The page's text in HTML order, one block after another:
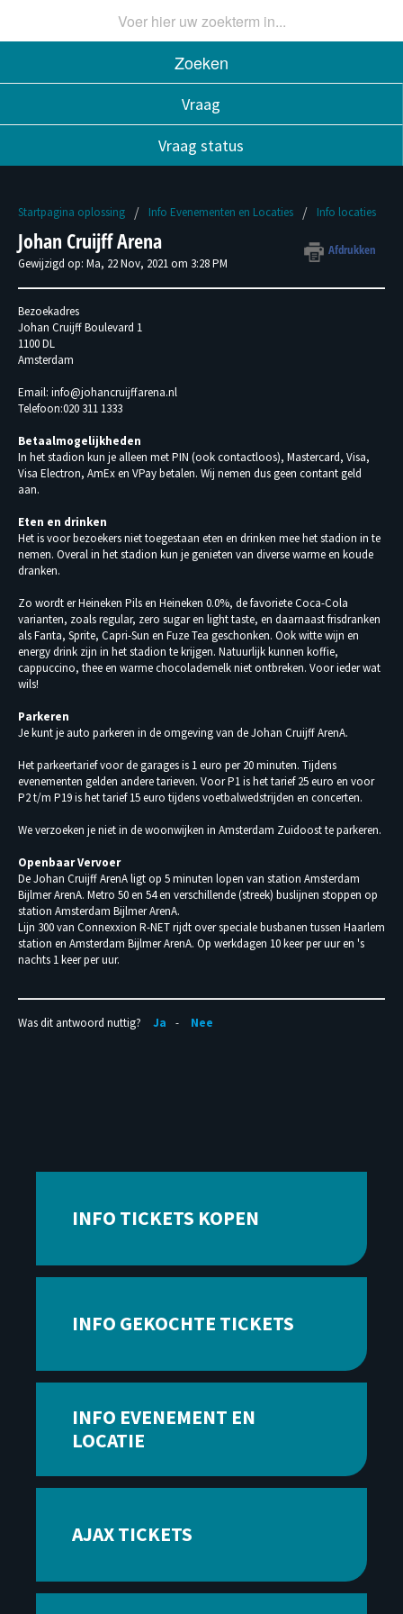
Zoeken
Vraag
Vraag status
Startpagina oplossing Info Evenementen en Locaties Info locaties
Johan Cruijff Arena Afdrukken
Gewijzigd op: Ma, 22 Nov, 2021 om 3:28 PM
Bezoekadres
Johan Cruijff Boulevard 1
1100 DL
Amsterdam
Email: info@johancruijffarena.nl
Telefoon:020 311 1333
Betaalmogelijkheden
In het stadion kun je alleen met PIN (ook contactloos), Mastercard, Visa,
Visa Electron, AmEx en VPay betalen. Wij nemen dus geen contant geld
aan.
Eten en drinken
Het is voor bezoekers niet toegestaan eten en drinken mee het stadion in te
nemen. Overal in het stadion kun je genieten van diverse warme en koude
dranken.
Zo wordt er Heineken Pils en Heineken 0.0%, de favoriete Coca-Cola
varianten, zoals regular, zero sugar en light taste, en daarnaast frisdranken
als Fanta, Sprite, Capri-Sun en Fuze Tea geschonken. Ook witte wijn en
energy drink zijn in het stadion te krijgen. Natuurlijk kunnen koffie,
cappuccino, thee en warme chocolademelk niet ontbreken. Voor ieder wat
wils!
Parkeren
Je kunt je auto parkeren in de omgeving van de Johan Cruijff ArenA.
Het parkeertarief voor de garages is 1 euro per 20 minuten. Tijdens
evenementen gelden andere tarieven. Voor P1 is het tarief 25 euro en voor
P2 t/m P19 is het tarief 15 euro tijdens voetbalwedstrijden en concerten.
We verzoeken je niet in de woonwijken in Amsterdam Zuidoost te parkeren.
Openbaar Vervoer
De Johan Cruijff ArenA ligt op 5 minuten lopen van station Amsterdam
Bijlmer ArenA. Metro 50 en 54 en verschillende (streek) buslijnen stoppen op
station Amsterdam Bijlmer ArenA.
Lijn 300 van Connexxion R-NET rijdt over speciale busbanen tussen Haarlem
station en Amsterdam Bijlmer ArenA. Op werkdagen 10 keer per uur en 's
nachts 1 keer per uur.
Was dit antwoord nuttig? Ja Nee
INFO TICKETS KOPEN
INFO GEKOCHTE TICKETS
INFO EVENEMENT EN
LOCATIE
AJAX TICKETS